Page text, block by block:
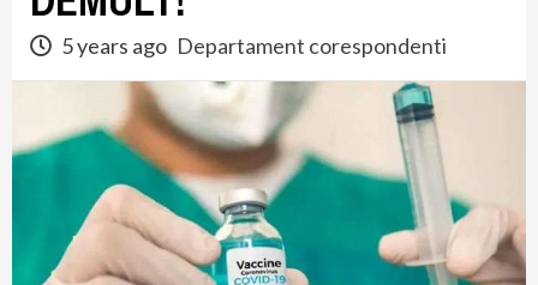
5 years ago Departament corespondenti